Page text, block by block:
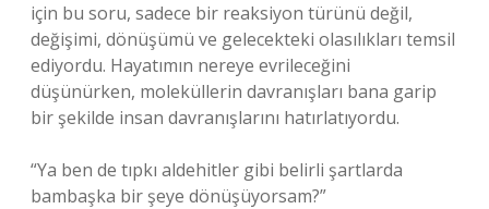
için bu soru, sadece bir reaksiyon türünü değil,
değişimi, dönüşümü ve gelecekteki olasılıkları temsil
ediyordu. Hayatımın nereye evrileceğini
düşünürken, moleküllerin davranışları bana garip
bir şekilde insan davranışlarını hatırlatıyordu.
“Ya ben de tıpkı aldehitler gibi belirli şartlarda
bambaşka bir şeye dönüşüyorsam?”